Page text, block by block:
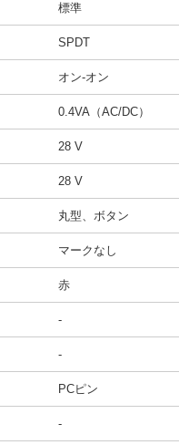
標準
SPDT
オン-オン
0.4VA（AC/DC）
28 V
28 V
丸型、ボタン
マークなし
赤
-
-
PCピン
-